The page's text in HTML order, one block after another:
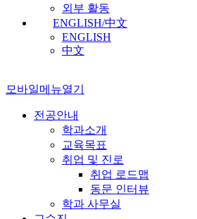
외부 활동
ENGLISH/中文
ENGLISH
中文
모바일메뉴열기
전공안내
학과소개
교육목표
취업 및 진로
취업 로드맵
동문 인터뷰
학과 사무실